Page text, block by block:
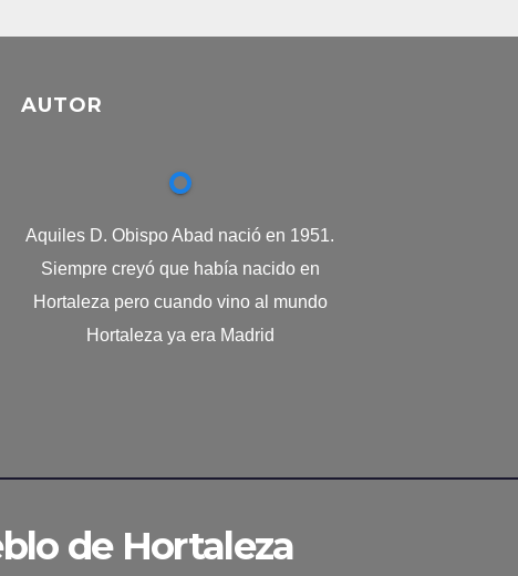
AUTOR
Aquiles D. Obispo Abad nació en 1951.
Siempre creyó que había nacido en
Hortaleza pero cuando vino al mundo
Hortaleza ya era Madrid
de Hortaleza